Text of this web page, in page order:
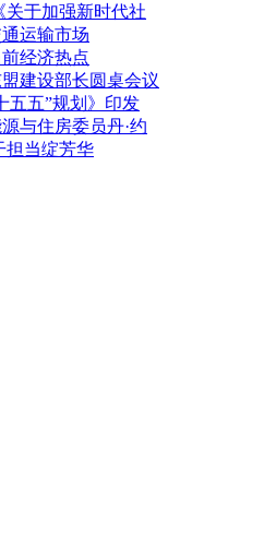
关于加强新时代社
运输市场
经济热点
建设部长圆桌会议
五五”规划》印发
与住房委员丹·约
担当绽芳华